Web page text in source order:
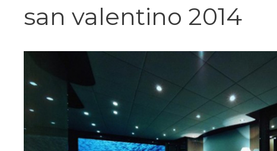
san valentino 2014